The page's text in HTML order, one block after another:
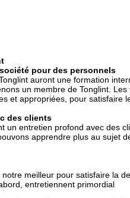
pour des personnels
auront une formation
un membre de Tonglint.
et appropriées, pour satisfaire
des clients
un entretien profond avec des
apprendre plus au sujet
meilleur pour satisfaire la
entretiennent primordial